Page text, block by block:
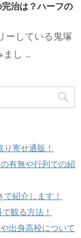
治は？ハーフの
ーしている鬼塚
し ...
寄せ通販！
有無や行列での紹
紹介します！
観る方法！
出身高校について